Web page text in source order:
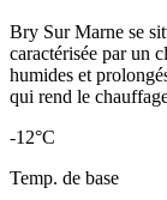
Bry Sur Marne se
caractérisée par un
humides et
qui rend le
-12°C
Temp. de base